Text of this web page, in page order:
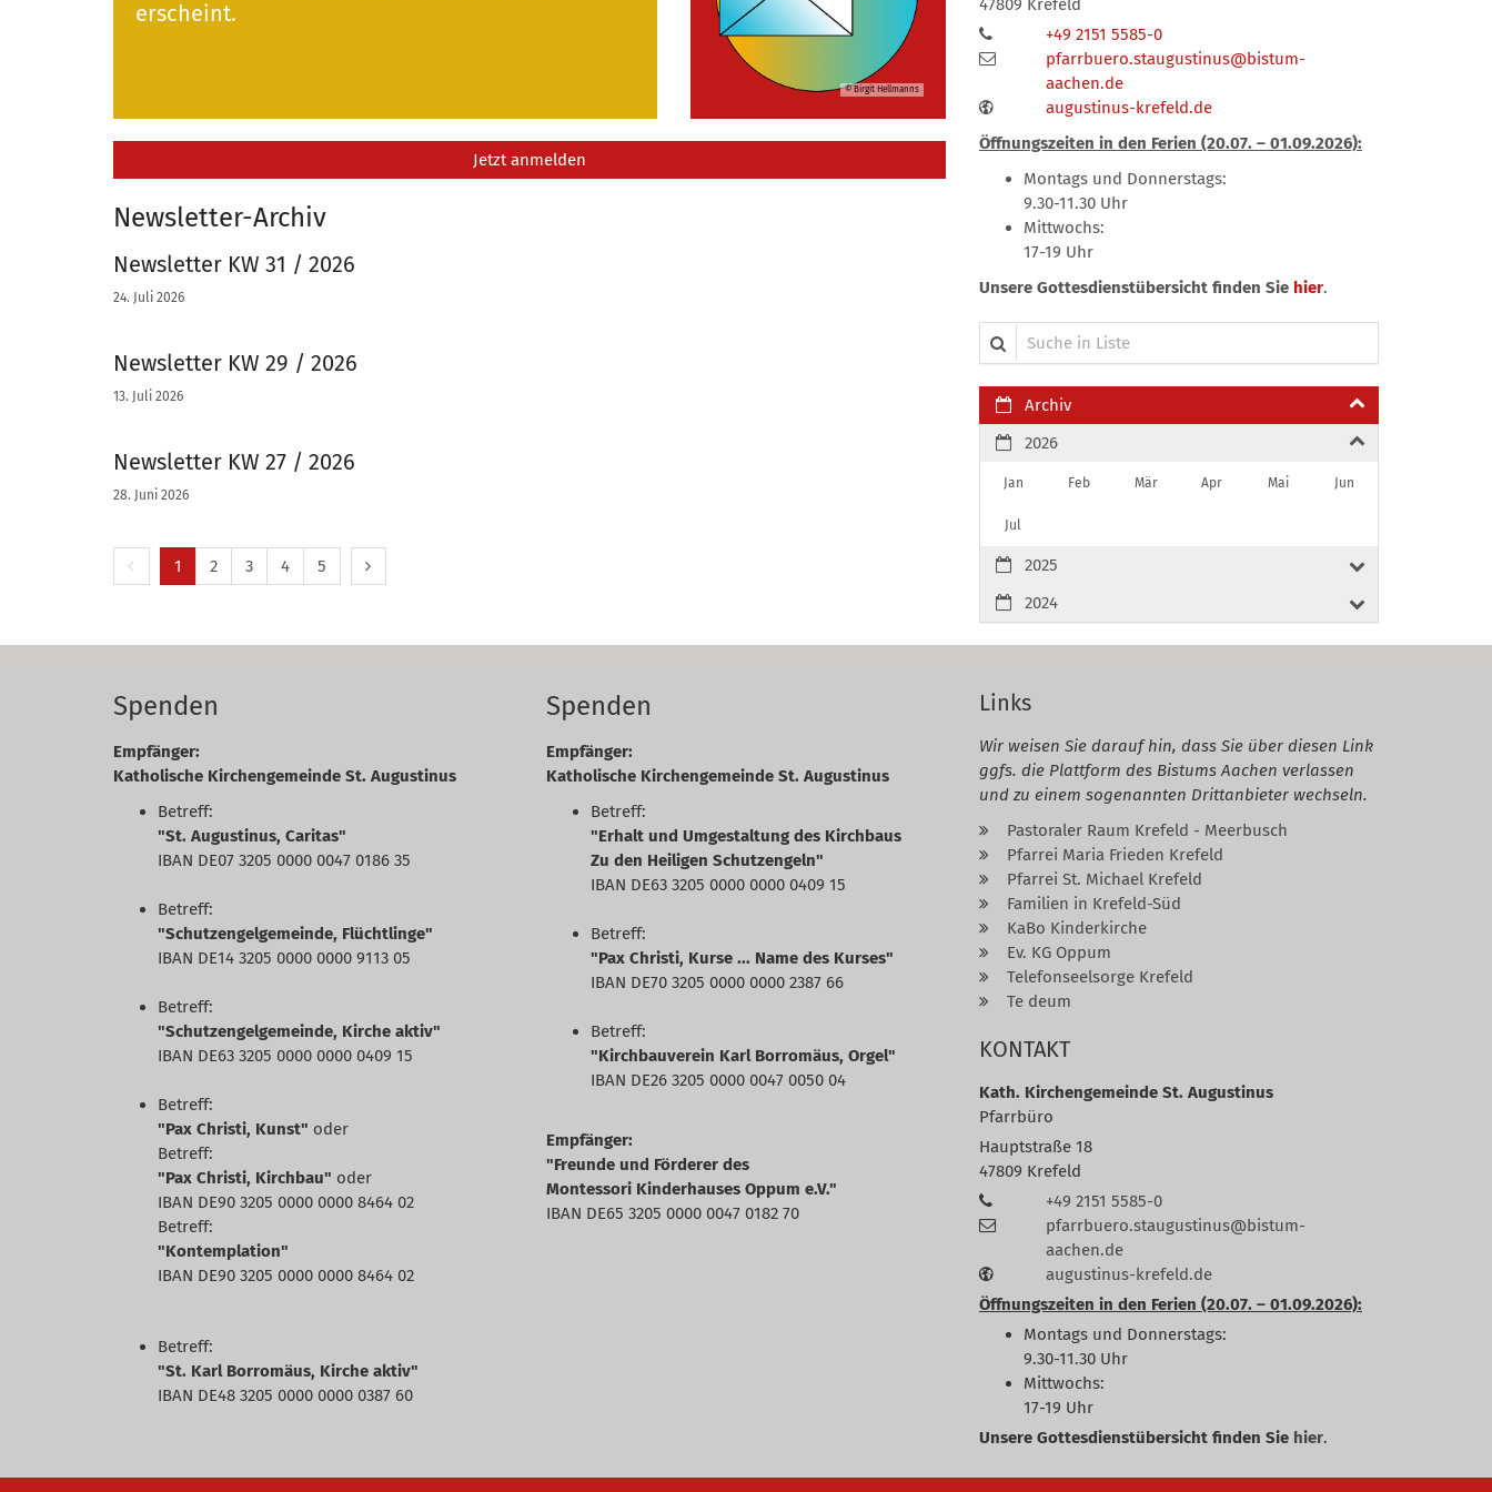
erscheint.
© Birgit Hellmanns
Jetzt anmelden
Newsletter-Archiv
Newsletter KW 31 / 2026
24. Juli 2026
Newsletter KW 29 / 2026
13. Juli 2026
Newsletter KW 27 / 2026
28. Juni 2026
Vorherige Seite
1 2 3 4 5 Nächste Seite
47809 Krefeld
+49 2151 5585-0
pfarrbuero.staugustinus@bistum-
aachen.de
augustinus-krefeld.de
Öffnungszeiten in den Ferien (20.07. – 01.09.2026):
Montags und Donnerstags:
9.30-11.30 Uhr
Mittwochs:
17-19 Uhr
Unsere Gottesdienstübersicht finden Sie hier.
Suche in Liste
Archiv
2026
Jan Feb Mär Apr Mai Jun
Jul
2025
2024
Spenden
Empfänger:
Katholische Kirchengemeinde St. Augustinus
Betreff:
"St. Augustinus, Caritas"
IBAN DE07 3205 0000 0047 0186 35
Betreff:
"Schutzengelgemeinde, Flüchtlinge"
IBAN DE14 3205 0000 0000 9113 05
Betreff:
"Schutzengelgemeinde, Kirche aktiv"
IBAN DE63 3205 0000 0000 0409 15
Betreff:
"Pax Christi, Kunst" oder
Betreff:
"Pax Christi, Kirchbau" oder
IBAN DE90 3205 0000 0000 8464 02
Betreff:
"Kontemplation"
IBAN DE90 3205 0000 0000 8464 02
Betreff:
"St. Karl Borromäus, Kirche aktiv"
IBAN DE48 3205 0000 0000 0387 60
Spenden
Empfänger:
Katholische Kirchengemeinde St. Augustinus
Betreff:
"Erhalt und Umgestaltung des Kirchbaus
Zu den Heiligen Schutzengeln"
IBAN DE63 3205 0000 0000 0409 15
Betreff:
"Pax Christi, Kurse ... Name des Kurses"
IBAN DE70 3205 0000 0000 2387 66
Betreff:
"Kirchbauverein Karl Borromäus, Orgel"
IBAN DE26 3205 0000 0047 0050 04
Empfänger:
"Freunde und Förderer des
Montessori Kinderhauses Oppum e.V."
IBAN DE65 3205 0000 0047 0182 70
Links
Wir weisen Sie darauf hin, dass Sie über diesen Link
ggfs. die Plattform des Bistums Aachen verlassen
und zu einem sogenannten Drittanbieter wechseln.
Pastoraler Raum Krefeld - Meerbusch
Pfarrei Maria Frieden Krefeld
Pfarrei St. Michael Krefeld
Familien in Krefeld-Süd
KaBo Kinderkirche
Ev. KG Oppum
Telefonseelsorge Krefeld
Te deum
KONTAKT
Kath. Kirchengemeinde St. Augustinus
Pfarrbüro
Hauptstraße 18
47809 Krefeld
+49 2151 5585-0
pfarrbuero.staugustinus@bistum-
aachen.de
augustinus-krefeld.de
Öffnungszeiten in den Ferien (20.07. – 01.09.2026):
Montags und Donnerstags:
9.30-11.30 Uhr
Mittwochs:
17-19 Uhr
Unsere Gottesdienstübersicht finden Sie hier.